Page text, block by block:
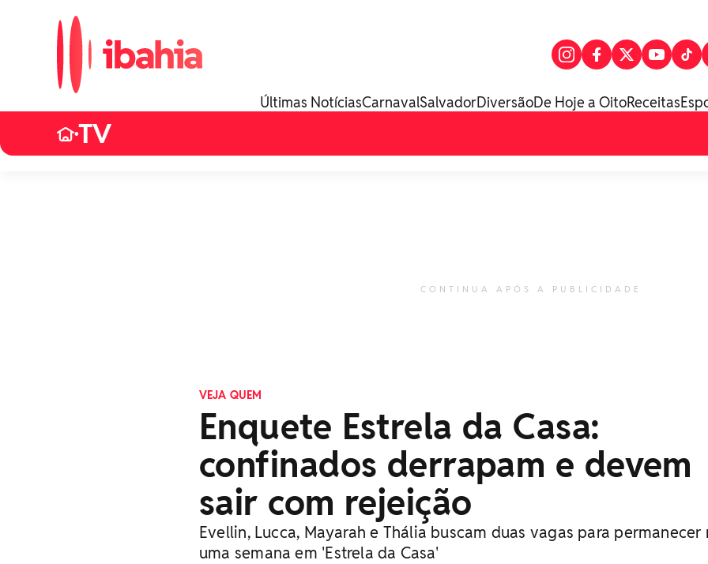
Últimas NotíciasCarnavalSalvadorDiversãoDe Hoje a OitoReceitas
•TV
CONTINUA APÓS A PUBLICIDADE
VEJA QUEM
Enquete Estrela da Casa:
confinados derrapam e devem
sair com rejeição
Evellin, Lucca, Mayarah e Thália buscam duas vagas para permanecer
uma semana em 'Estrela da Casa'